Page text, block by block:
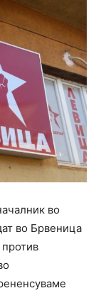
во
во Брвеница